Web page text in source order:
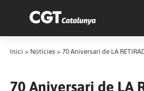
Inici > Notícies > 70 Aniversari de LA
70 Aniversari de LA